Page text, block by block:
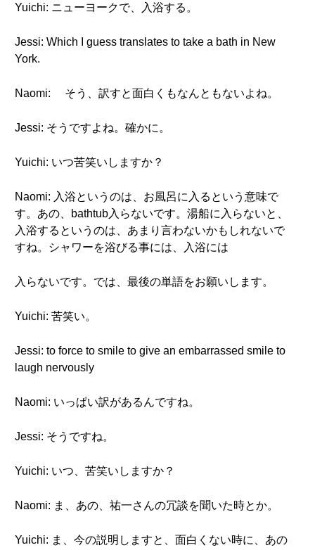
Yuichi: ニューヨークで、入浴する。
Jessi: Which I guess translates to take a bath in New
York.
Naomi: そう、訳すと面白くもなんともないよね。
Jessi: そうですよね。確かに。
Yuichi: いつ苦笑いしますか？
Naomi: 入浴というのは、お風呂に入るという意味で
す。あの、bathtub入らないです。湯船に入らないと、
入浴するというのは、あまり言わないかもしれないで
すね。シャワーを浴びる事には、入浴には
入らないです。では、最後の単語をお願いします。
Yuichi: 苦笑い。
Jessi: to force to smile to give an embarrassed smile to
laugh nervously
Naomi: いっぱい訳があるんですね。
Jessi: そうですね。
Yuichi: いつ、苦笑いしますか？
Naomi: ま、あの、祐一さんの冗談を聞いた時とか。
Yuichi: ま、今の説明しますと、面白くない時に、あの